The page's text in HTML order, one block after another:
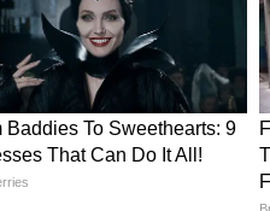
अगर पार्टी छोड़ दे, तो
यही है, क्या यह सिर्फ
पढ़ें:BJP में जाएंगे राघव,